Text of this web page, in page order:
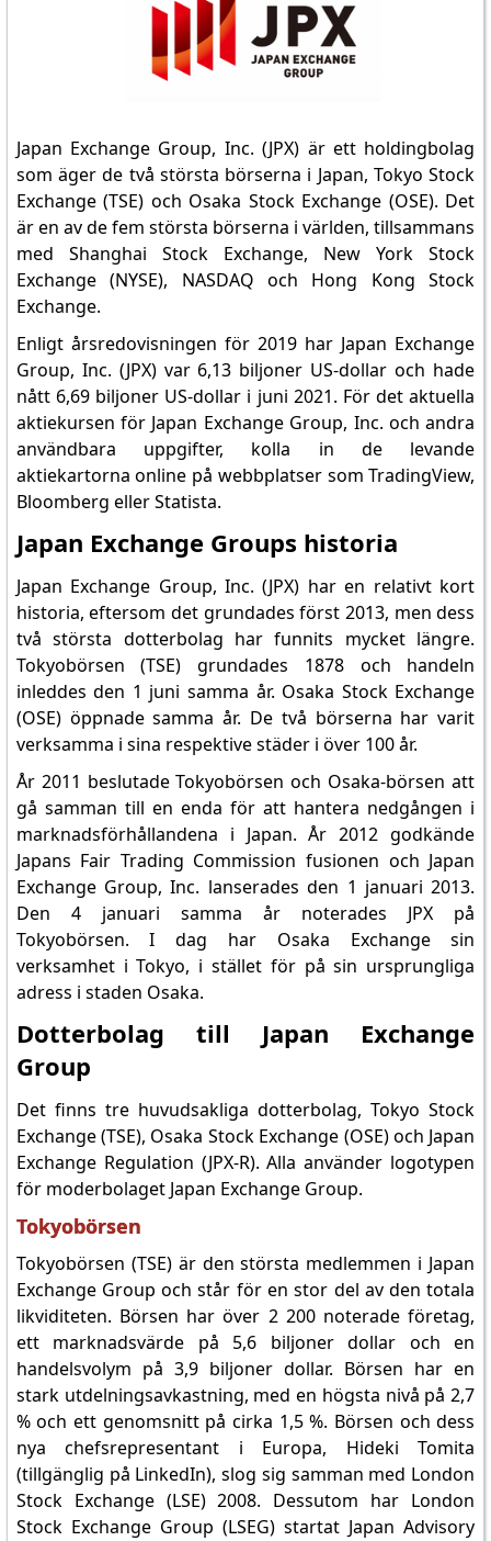
Japan Exchange Group, Inc. (JPX) är ett holdingbolag
som äger de två största börserna i Japan, Tokyo Stock
Exchange (TSE) och Osaka Stock Exchange (OSE). Det
är en av de fem största börserna i världen, tillsammans
med Shanghai Stock Exchange, New York Stock
Exchange (NYSE), NASDAQ och Hong Kong Stock
Exchange.
Enligt årsredovisningen för 2019 har Japan Exchange
Group, Inc. (JPX) var 6,13 biljoner US-dollar och hade
nått 6,69 biljoner US-dollar i juni 2021. För det aktuella
aktiekursen för Japan Exchange Group, Inc. och andra
användbara uppgifter, kolla in de levande
aktiekartorna online på webbplatser som TradingView,
Bloomberg eller Statista.
Japan Exchange Groups historia
Japan Exchange Group, Inc. (JPX) har en relativt kort
historia, eftersom det grundades först 2013, men dess
två största dotterbolag har funnits mycket längre.
Tokyobörsen (TSE) grundades 1878 och handeln
inleddes den 1 juni samma år. Osaka Stock Exchange
(OSE) öppnade samma år. De två börserna har varit
verksamma i sina respektive städer i över 100 år.
År 2011 beslutade Tokyobörsen och Osaka-börsen att
gå samman till en enda för att hantera nedgången i
marknadsförhållandena i Japan. År 2012 godkände
Japans Fair Trading Commission fusionen och Japan
Exchange Group, Inc. lanserades den 1 januari 2013.
Den 4 januari samma år noterades JPX på
Tokyobörsen. I dag har Osaka Exchange sin
verksamhet i Tokyo, i stället för på sin ursprungliga
adress i staden Osaka.
Dotterbolag till Japan Exchange
Group
Det finns tre huvudsakliga dotterbolag, Tokyo Stock
Exchange (TSE), Osaka Stock Exchange (OSE) och Japan
Exchange Regulation (JPX-R). Alla använder logotypen
för moderbolaget Japan Exchange Group.
Tokyobörsen
Tokyobörsen (TSE) är den största medlemmen i Japan
Exchange Group och står för en stor del av den totala
likviditeten. Börsen har över 2 200 noterade företag,
ett marknadsvärde på 5,6 biljoner dollar och en
handelsvolym på 3,9 biljoner dollar. Börsen har en
stark utdelningsavkastning, med en högsta nivå på 2,7
% och ett genomsnitt på cirka 1,5 %. Börsen och dess
nya chefsrepresentant i Europa, Hideki Tomita
(tillgänglig på LinkedIn), slog sig samman med London
Stock Exchange (LSE) 2008. Dessutom har London
Stock Exchange Group (LSEG) startat Japan Advisory